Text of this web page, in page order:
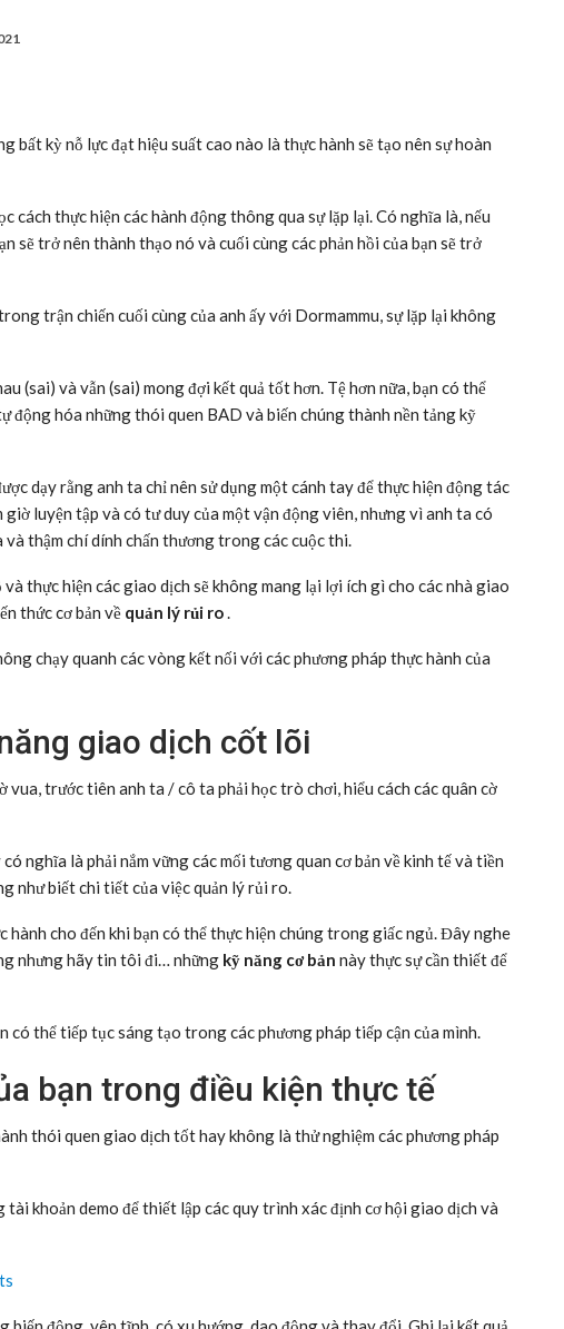
kỳ nỗ lực đạt hiệu suất cao nào là thực hành sẽ tạo nên sự hoàn
cách thực hiện các hành động thông qua sự lặp lại. Có nghĩa là, nếu
sẽ trở nên thành thạo nó và cuối cùng các phản hồi của bạn sẽ trở
trận chiến cuối cùng của anh ấy với Dormammu, sự lặp lại không
(sai) và vẫn (sai) mong đợi kết quả tốt hơn. Tệ hơn nữa, bạn có thể
động hóa những thói quen BAD và biến chúng thành nền tảng kỹ
dạy rằng anh ta chỉ nên sử dụng một cánh tay để thực hiện động tác
luyện tập và có tư duy của một vận động viên, nhưng vì anh ta có
thậm chí dính chấn thương trong các cuộc thi.
thực hiện các giao dịch sẽ không mang lại lợi ích gì cho các nhà giao
thức cơ bản về quản lý rủi ro.
chạy quanh các vòng kết nối với các phương pháp thực hành của
giao dịch cốt lõi
trước tiên anh ta / cô ta phải học trò chơi, hiểu cách các quân cờ
nghĩa là phải nắm vững các mối tương quan cơ bản về kinh tế và tiền
như biết chi tiết của việc quản lý rủi ro.
hành cho đến khi bạn có thể thực hiện chúng trong giấc ngủ. Đây nghe
nhưng hãy tin tôi đi… những kỹ năng cơ bản này thực sự cần thiết để
có thể tiếp tục sáng tạo trong các phương pháp tiếp cận của mình.
bạn trong điều kiện thực tế
thói quen giao dịch tốt hay không là thử nghiệm các phương pháp
tài khoản demo để thiết lập các quy trình xác định cơ hội giao dịch và